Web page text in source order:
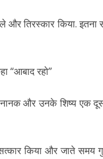
और तिरस्कार किया.
“आबाद रहो”
और उनके शिष्य एक
किया और जाते समय